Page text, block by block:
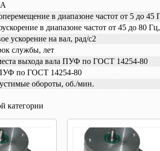
в диапазоне частот от 5 до 45
в диапазоне частот от 45 до 80
ускорение на вал, рад/с2
службы, лет
выхода вала ПУФ по ГОСТ 14254-80
по ГОСТ 14254-80
обороты, об./мин.
категории